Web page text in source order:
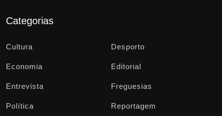
Categorias
Cultura Desporto
Economia Editorial
Entrevista Freguesias
Política Reportagem